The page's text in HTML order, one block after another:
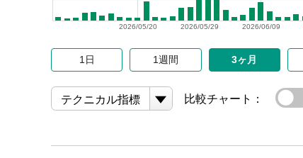
2026/06/09
2026/05/29
2026/05/20
1日 1週間 3ヶ月
テクニカル指標 比較チャート：